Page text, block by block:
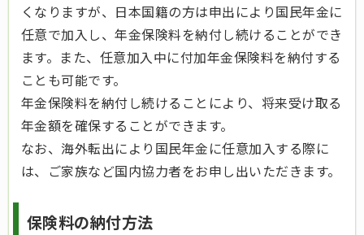
くなりますが、日本国籍の方は申出により国民年金に
任意で加入し、年金保険料を納付し続けることができ
ます。また、任意加入中に付加年金保険料を納付する
ことも可能です。
年金保険料を納付し続けることにより、将来受け取る
年金額を確保することができます。
なお、海外転出により国民年金に任意加入する際に
は、ご家族など国内協力者をお申し出いただきます。
保険料の納付方法